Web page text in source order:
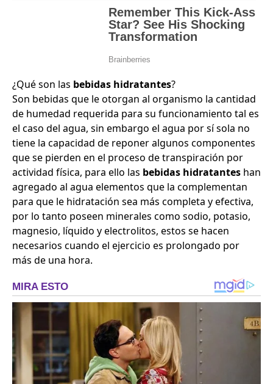
¿Qué son las bebidas hidratantes?
Son bebidas que le otorgan al organismo la cantidad
de humedad requerida para su funcionamiento tal es
el caso del agua, sin embargo el agua por sí sola no
tiene la capacidad de reponer algunos componentes
que se pierden en el proceso de transpiración por
actividad física, para ello las bebidas hidratantes han
agregado al agua elementos que la complementan
para que le hidratación sea más completa y efectiva,
por lo tanto poseen minerales como sodio, potasio,
magnesio, líquido y electrolitos, estos se hacen
necesarios cuando el ejercicio es prolongado por
más de una hora.